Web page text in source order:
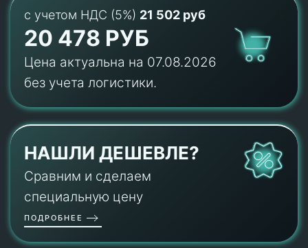
с учетом НДС (5%) 21 502 руб
20 478 РУБ
Цена актуальна на 07.08.2026
без учета логистики.
НАШЛИ ДЕШЕВЛЕ?
Сравним и сделаем
специальную цену
ПОДРОБНЕЕ